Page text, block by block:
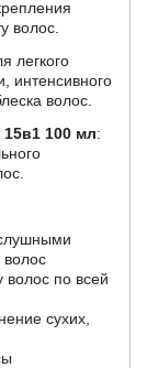
волос.
легкого
интенсивного
волос.
100 мл:
волос
волос по всей
сухих,